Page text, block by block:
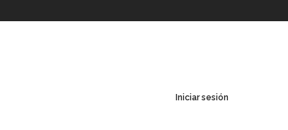
Iniciar sesión